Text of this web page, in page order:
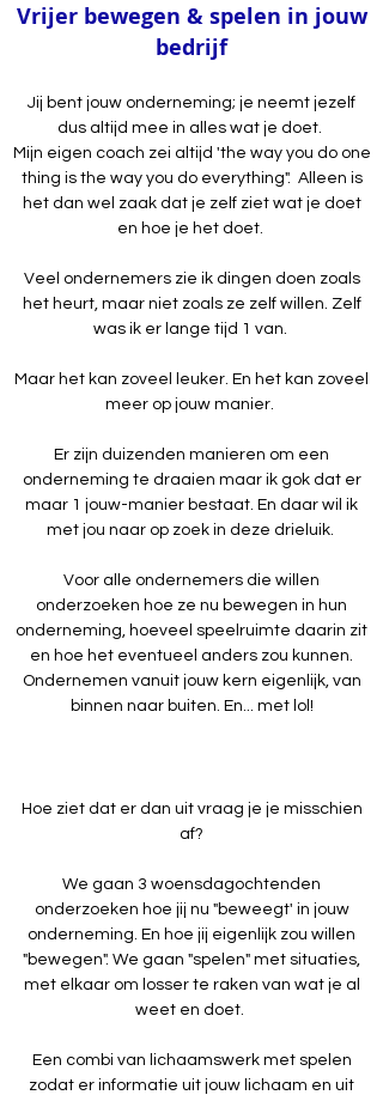
Vrijer bewegen & spelen in jouw
bedrijf
Jij bent jouw onderneming; je neemt jezelf
dus altijd mee in alles wat je doet.
Mijn eigen coach zei altijd 'the way you do one
thing is the way you do everything". Alleen is
het dan wel zaak dat je zelf ziet wat je doet
en hoe je het doet.
Veel ondernemers zie ik dingen doen zoals
het heurt, maar niet zoals ze zelf willen. Zelf
was ik er lange tijd 1 van.
Maar het kan zoveel leuker. En het kan zoveel
meer op jouw manier.
Er zijn duizenden manieren om een
onderneming te draaien maar ik gok dat er
maar 1 jouw-manier bestaat. En daar wil ik
met jou naar op zoek in deze drieluik.
Voor alle ondernemers die willen
onderzoeken hoe ze nu bewegen in hun
onderneming, hoeveel speelruimte daarin zit
en hoe het eventueel anders zou kunnen.
Ondernemen vanuit jouw kern eigenlijk, van
binnen naar buiten. En... met lol!
Hoe ziet dat er dan uit vraag je je misschien
af?
We gaan 3 woensdagochtenden
onderzoeken hoe jij nu "beweegt' in jouw
onderneming. En hoe jij eigenlijk zou willen
"bewegen". We gaan "spelen" met situaties,
met elkaar om losser te raken van wat je al
weet en doet.
Een combi van lichaamswerk met spelen
zodat er informatie uit jouw lichaam en uit